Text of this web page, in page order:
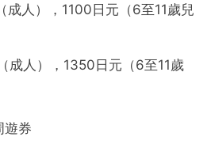
人），1100日元（6至11歲兒
成人），1350日元（6至11歲
遊券